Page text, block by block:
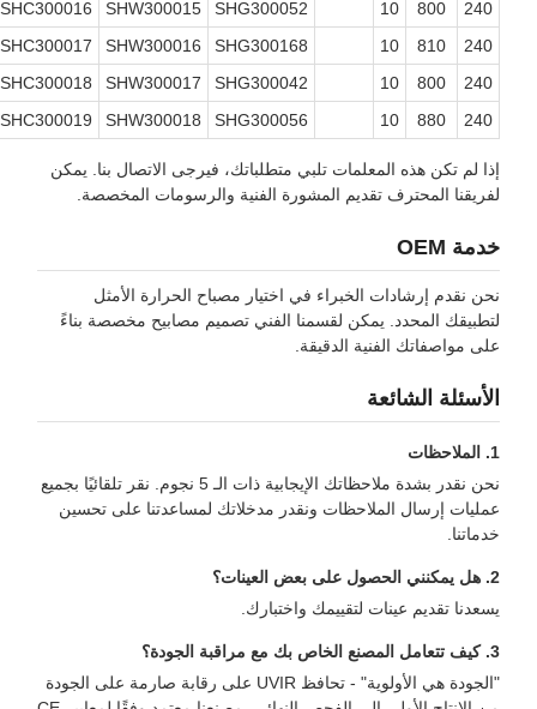
10
SHG300052
SHW300015
SHC300016
283640
10
SHG300168
SHW300016
SHC300017
280728
10
SHG300042
SHW300017
SHC300018
292093
10
SHG300056
SHW300018
SHC300019
280727
تكن هذه المعلمات تلبي متطلباتك، فيرجى الاتصال بنا. يمكن
المحترف تقديم المشورة الفنية والرسومات المخصصة.
إرشادات الخبراء في اختيار مصباح الحرارة الأمثل
المحدد. يمكن لقسمنا الفني تصميم مصابيح مخصصة بناءً
الفنية الدقيقة.
الشائعة
نحن نقدر بشدة ملاحظاتك الإيجابية ذات الـ 5 نجوم. نقر تلقائيًا بجميع
إرسال الملاحظات ونقدر مدخلاتك لمساعدتنا على تحسين
تقديم عينات لتقييمك واختبارك.
"الجودة هي الأولوية" - تحافظ UVIR على رقابة صارمة على الجودة